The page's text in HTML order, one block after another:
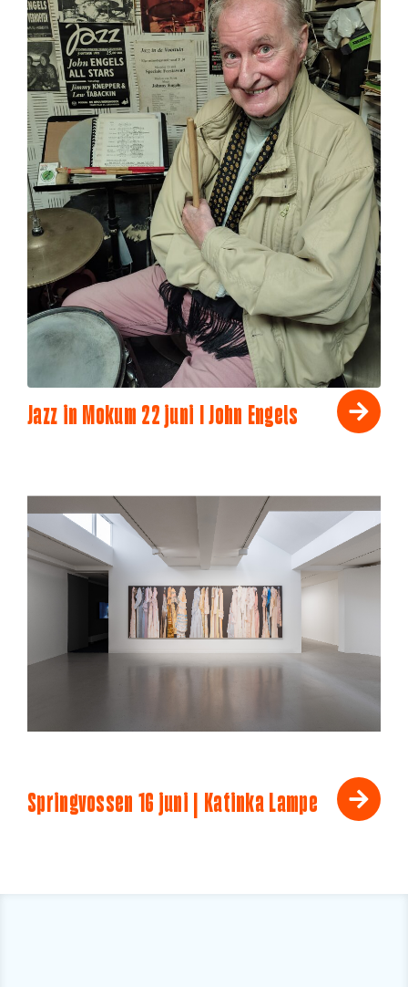
Jazz in Mokum 22 juni I John Engels
Springvossen 16 juni | Katinka Lampe